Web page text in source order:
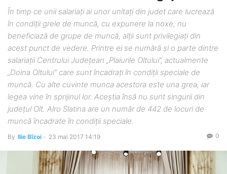
În timp ce unii salariați ai unor unitaţi din judet care lucrează
în condiții grele de muncă, cu expunere la noxe, nu
beneficiază de grupe de muncă, alții sunt privilegiați din
acest punct de vedere. Printre ei se numără și o parte dintre
salariații Centrului Judeţean „Plaiurile Oltului”, actualmente
„Doina Oltului” care sunt încadrați în condiții speciale de
muncă. Cu alte cuvinte munca acestora este una grea, iar
legea vine în sprijinul lor. Aceștia însă nu sunt singurii din
județul Olt. Alro Slatina are un număr de 442 de locuri de
muncă încadrate în condiţii speciale.
By Ilie Bîzoi - 23 mai 2017 14:19 0